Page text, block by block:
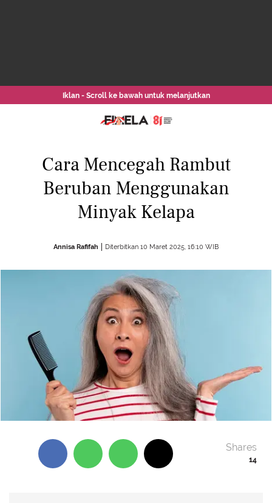
Iklan - Scroll ke bawah untuk melanjutkan
Cara Mencegah Rambut
Beruban Menggunakan
Minyak Kelapa
Annisa Rafifah Diterbitkan 10 Maret 2025, 16:10 WIB
14
Shares